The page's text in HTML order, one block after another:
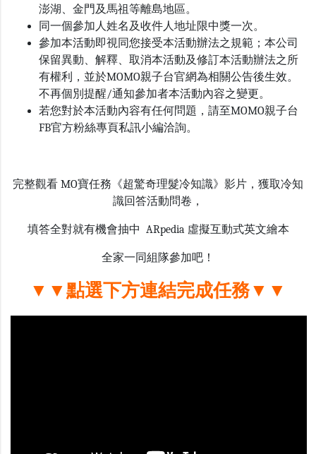
澎湖、金門及馬祖等離島地區。
同一個參加人姓名及收件人地址限中獎一次。
參加本活動即視同您接受本活動辦法之規範；本公司
保留異動、解釋、取消本活動及修訂本活動辦法之所
有權利，並於MOMO親子台官網為相關公告後生效。
不再個別提醒/通知參加者本活動內容之變更。
若您對於本活動內容有任何問題，請至MOMO親子台
FB官方粉絲專頁私訊小編洽詢。
完整觀看 MO寶任務《超驚奇理髮冷知識》影片，獲取冷知
識回答活動問卷，
填答全對就有機會抽中 ARpedia 虛擬互動式英文繪本
全家一同組隊參加吧！
▼▼點選下方連結完成任務▼▼